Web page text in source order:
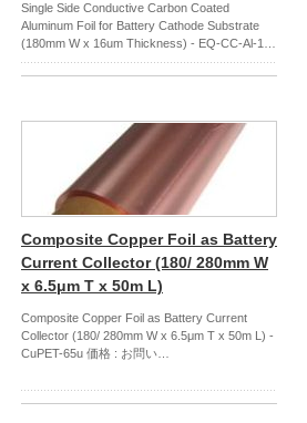
Single Side Conductive Carbon Coated
Aluminum Foil for Battery Cathode Substrate
(180mm W x 16um Thickness) - EQ-CC-Al-1…
Composite Copper Foil as Battery
Current Collector (180/ 280mm W
x 6.5μm T x 50m L)
Composite Copper Foil as Battery Current
Collector (180/ 280mm W x 6.5μm T x 50m L) -
CuPET-65u 価格 : お問い…